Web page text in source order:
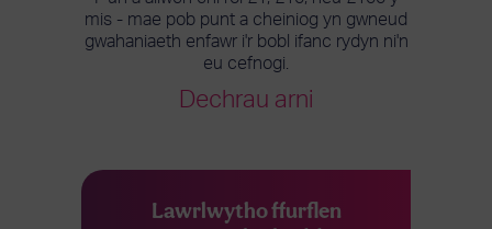
mis - mae pob punt a cheiniog yn gwneud
gwahaniaeth enfawr i'r bobl ifanc rydyn ni'n
eu cefnogi.
Dechrau arni
Lawrlwytho ffurflen